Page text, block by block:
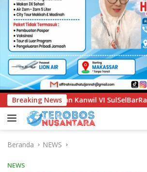
Breaking News
Maluku Luncurkan Program PANDE
Beranda NEWS
NEWS